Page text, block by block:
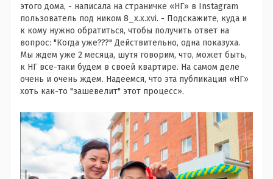
этого дома, - написала на страничке «НГ» в Instagram
пользователь под ником 8_x.x.xvi. - Подскажите, куда и
к кому нужно обратиться, чтобы получить ответ на
вопрос: "Когда уже???" Действительно, одна показуха.
Мы ждем уже 2 месяца, шутя говорим, что, может быть,
к НГ все-таки будем в своей квартире. На самом деле
очень и очень ждем. Надеемся, что эта публикация «НГ»
хоть как-то "зашевелит" этот процесс».